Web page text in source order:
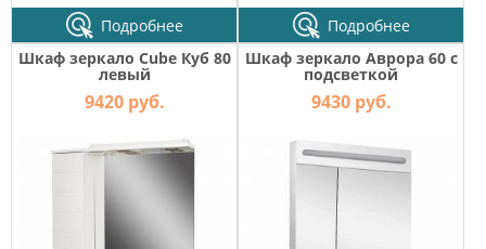
Подробнее
Подробнее
Шкаф зеркало Cube Куб 80
левый
9420 руб.
Шкаф зеркало Аврора 60 с
подсветкой
9430 руб.